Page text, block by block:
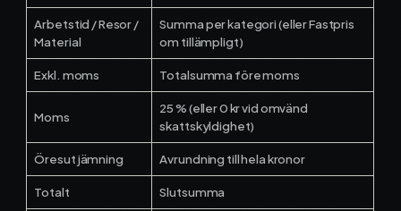
Arbetstid / Resor /
Material
Summa per kategori (eller Fastpris
om tillämpligt)
Exkl. moms Totalsumma före moms
Moms
25 % (eller 0 kr vid omvänd
skattskyldighet)
Öresutjämning Avrundning till hela kronor
Totalt Slutsumma